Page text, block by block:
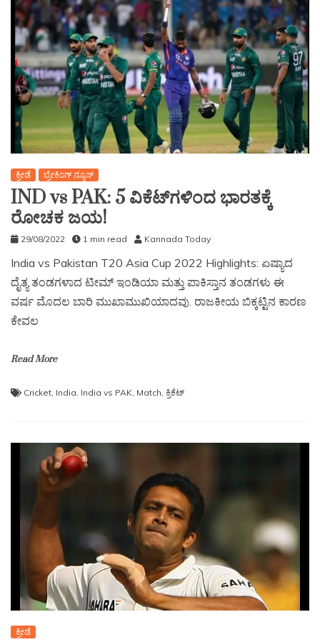
ಕ್ರೀಡೆ ಬ್ರೇಕಿಂಗ್ ನ್ಯೂಸ್
IND vs PAK: 5 ವಿಕೆಟ್‌ಗಳಿಂದ ಭಾರತಕ್ಕೆ
ರೋಚಕ ಜಯ!
29/08/2022 1 min read Kannada Today
India vs Pakistan T20 Asia Cup 2022 Highlights: ಏಷ್ಯಾದ
ದೈತ್ಯ ತಂಡಗಳಾದ ಟೀಮ್ ಇಂಡಿಯಾ ಮತ್ತು ಪಾಕಿಸ್ತಾನ ತಂಡಗಳು ಈ
ವರ್ಷ ಮೊದಲ ಬಾರಿ ಮುಖಾಮುಖಿಯಾದವು. ರಾಜಕೀಯ ಬಿಕ್ಕಟ್ಟಿನ ಕಾರಣ
ಕೇವಲ
Read More
Cricket India India vs PAK Match ಕ್ರಿಕೆಟ್
ಕ್ರೀಡೆ